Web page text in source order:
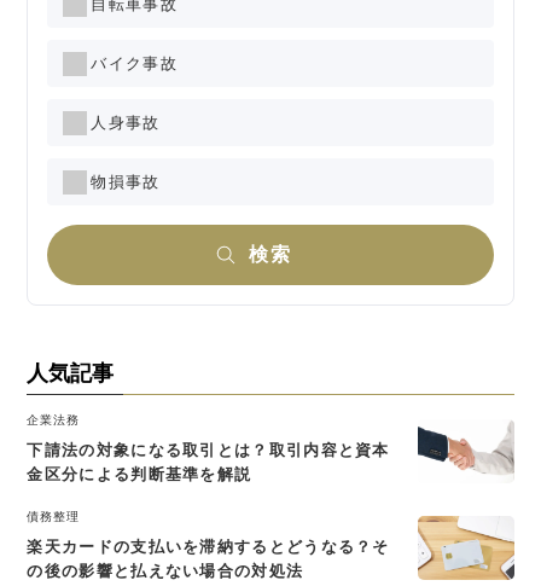
自転車事故
バイク事故
人身事故
物損事故
検索
人気記事
企業法務
下請法の対象になる取引とは？取引内容と資本
金区分による判断基準を解説
債務整理
楽天カードの支払いを滞納するとどうなる？そ
の後の影響と払えない場合の対処法